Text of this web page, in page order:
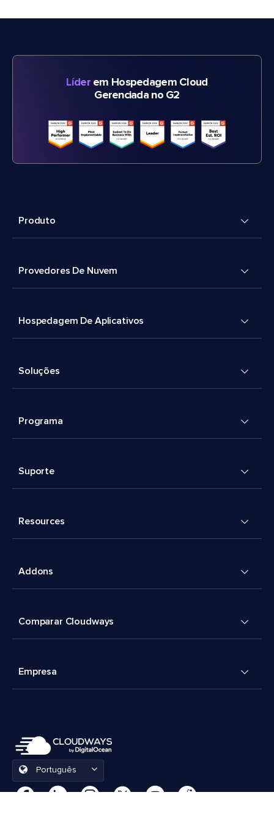
Líderem Hospedagem Cloud
Gerenciada no G2
Produto
Provedores De Nuvem
Hospedagem De Aplicativos
Soluções
Programa
Suporte
Resources
Addons
Comparar Cloudways
Empresa
Português